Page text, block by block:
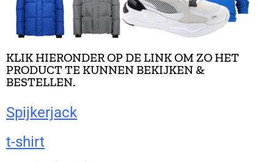
KLIK HIERONDER OP DE LINK OM ZO HET
PRODUCT TE KUNNEN BEKIJKEN &
BESTELLEN.
Spijkerjack
t-shirt